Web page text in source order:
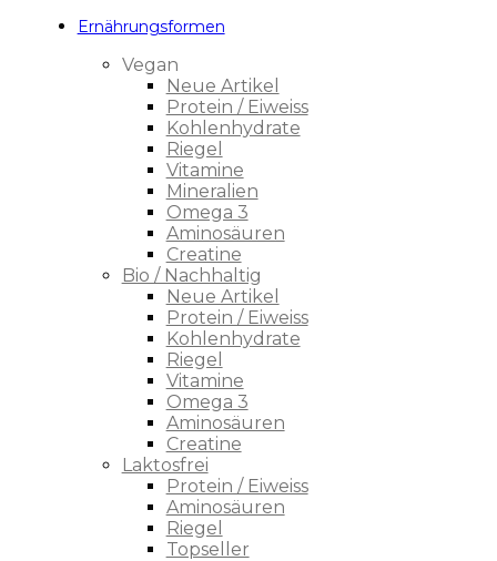
Ernährungsformen
Vegan
Neue Artikel
Protein / Eiweiss
Kohlenhydrate
Riegel
Vitamine
Mineralien
Omega 3
Aminosäuren
Creatine
Bio / Nachhaltig
Neue Artikel
Protein / Eiweiss
Kohlenhydrate
Riegel
Vitamine
Omega 3
Aminosäuren
Creatine
Laktosfrei
Protein / Eiweiss
Aminosäuren
Riegel
Topseller